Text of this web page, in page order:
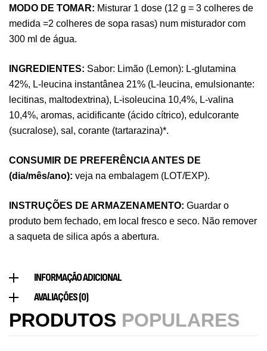
MODO DE TOMAR: Misturar 1 dose (12 g = 3 colheres de
medida =2 colheres de sopa rasas) num misturador com
300 ml de água.
INGREDIENTES: Sabor: Limão (Lemon): L-glutamina
42%, L-leucina instantânea 21% (L-leucina, emulsionante:
lecitinas, maltodextrina), L-isoleucina 10,4%, L-valina
10,4%, aromas, acidificante (ácido cítrico), edulcorante
(sucralose), sal, corante (tartarazina)*.
CONSUMIR DE PREFERÊNCIA ANTES DE
(dia/mês/ano): veja na embalagem (LOT/EXP).
INSTRUÇÕES DE ARMAZENAMENTO: Guardar o
produto bem fechado, em local fresco e seco. Não remover
a saqueta de silica após a abertura.
INFORMAÇÃO ADICIONAL
AVALIAÇÕES (0)
PRODUTOS POPULARES
Pure Electrolytes 270 G Ostrovit
Desporto, Suplementos
7,50 €
Triple Magnesium + B6 P-5-P 90 Cápsulas
Ostrovit
Saúde Óssea,Suplementos
Vitamin D3 + K2 90 Comprimidos Ostrovit
Magnesium + Potassium 20 Comprimidos
Efervescentes Ostrovit